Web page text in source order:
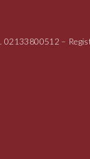
02133800512 –